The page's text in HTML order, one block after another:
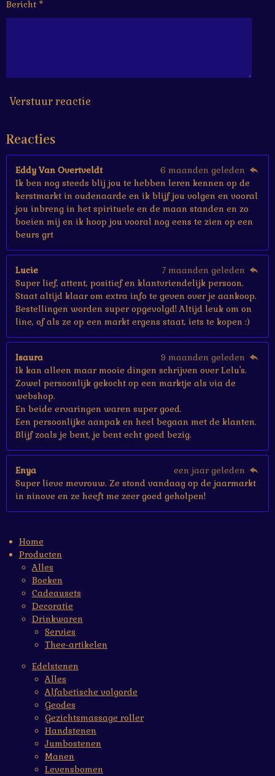
6
s
r
r
Bericht *
Verstuur reactie
Reacties
Eddy Van Overtveldt
6 maanden geleden
Ik ben nog steeds blij jou te hebben leren kennen op de
kerstmarkt in oudenaarde en ik blijf jou volgen en vooral
jou inbreng in het spirituele en de maan standen en zo
boeien mij en ik hoop jou vooral nog eens te zien op een
beurs grt
Lucie
7 maanden geleden
Super lief, attent, positief en klantvriendelijk persoon.
Staat altijd klaar om extra info te geven over je aankoop.
Bestellingen worden super opgevolgd! Altijd leuk om on
line, of als ze op een markt ergens staat, iets te kopen :)
Isaura
9 maanden geleden
Ik kan alleen maar mooie dingen schrijven over Lelu's.
Zowel persoonlijk gekocht op een marktje als via de
webshop.
En beide ervaringen waren super goed.
Een persoonlijke aanpak en heel begaan met de klanten.
Blijf zoals je bent, je bent echt goed bezig.
Enya
een jaar geleden
Super lieve mevrouw. Ze stond vandaag op de jaarmarkt
in ninove en ze heeft me zeer goed geholpen!
Home
Producten
Alles
Boeken
Cadeausets
Decoratie
Drinkwaren
Servies
Thee-artikelen
Edelstenen
Alles
Alfabetische volgorde
Geodes
Gezichtsmassage roller
Handstenen
Jumbostenen
Manen
Levensbomen